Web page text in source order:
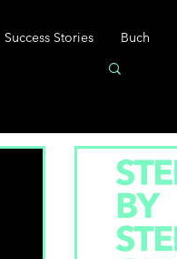
Success Stories Buch